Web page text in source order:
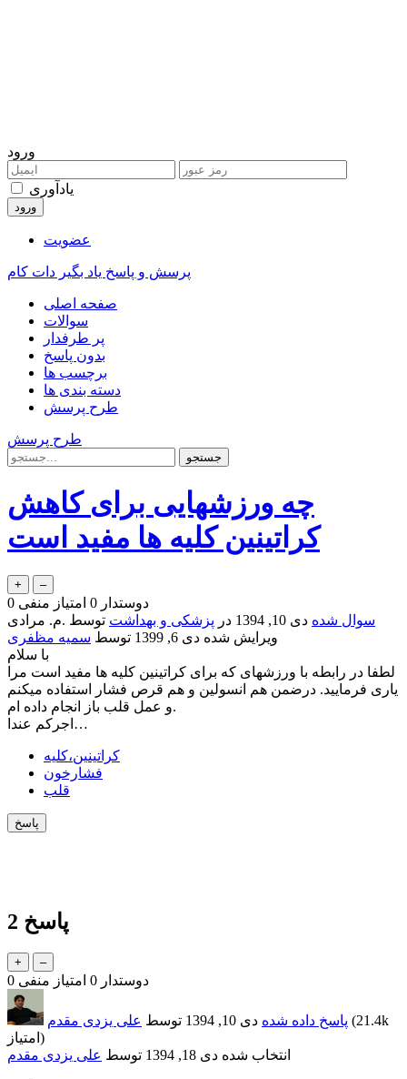
ورود
یادآوری
عضویت
پرسش و پاسخ یاد بگیر دات کام
صفحه اصلی
سوالات
پر طرفدار
بدون پاسخ
برچسب ها
دسته بندی ها
طرح پرسش
طرح پرسش
چه ورزشهایی برای کاهش
کراتینین کلیه ها مفید است
0 دوستدار 0 امتیاز منفی
سوال شده دی 10, 1394 در پزشکی و بهداشت توسط .م. مرادی
ویرایش شده دی 6, 1399 توسط سمیه مظفری
با سلام
لطفا در رابطه با ورزشهای که برای کراتینین کلیه ها مفید است مرا
یاری فرمایید. درضمن هم انسولین و هم قرص فشار استفاده میکنم
و عمل قلب باز انجام داده ام.
اجرکم عندا…
کراتینین،کلیه
فشارخون
قلب
2 پاسخ
0 دوستدار 0 امتیاز منفی
پاسخ داده شده دی 10, 1394 توسط علی یزدی مقدم (
21.4k
امتیاز)
انتخاب شده دی 18, 1394 توسط علی یزدی مقدم